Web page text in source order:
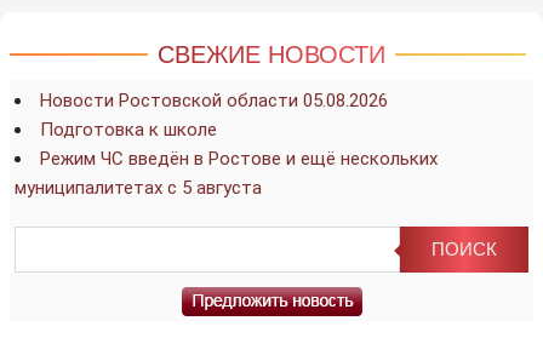
СВЕЖИЕ НОВОСТИ
Новости Ростовской области 05.08.2026
Подготовка к школе
Режим ЧС введён в Ростове и ещё нескольких
муниципалитетах с 5 августа